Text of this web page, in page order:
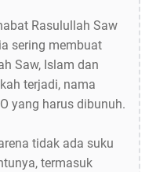
Rasulullah Saw
sering membuat
Saw, Islam dan
terjadi, nama
yang harus dibunuh.
tidak ada suku
termasuk